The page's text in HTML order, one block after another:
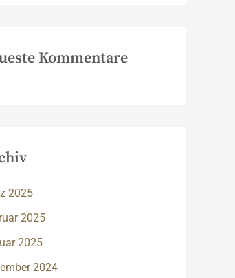
Kommentare
2025
2025
2025
2024